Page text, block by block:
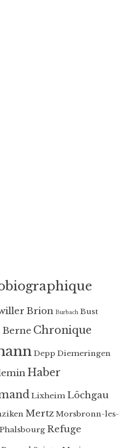
Brion Burbach Bust
Berne Chronique
Depp Diemeringen
Haber
Lixheim Löchgau
Mertz Morsbronn-les-
Phalsbourg Refuge